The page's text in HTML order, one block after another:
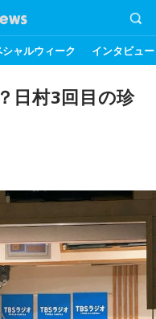
シャルウィーク インタビュー
日村3回目の珍